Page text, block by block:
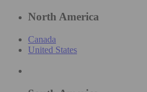
North America
Canada
United States